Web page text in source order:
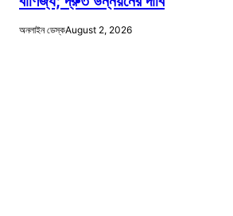
অনলাইন ডেস্কAugust 2, 2026